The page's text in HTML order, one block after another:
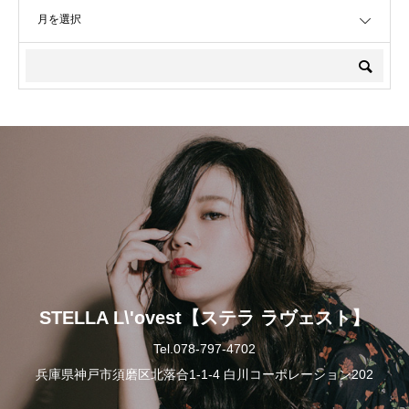
STELLA L\'ovest【ステラ ラヴェスト】
Tel.078-797-4702
兵庫県神戸市須磨区北落合1-1-4 白川コーポレーション202